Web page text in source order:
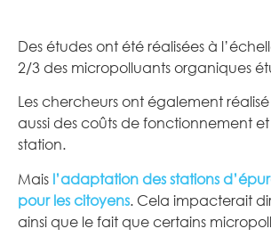
Des études ont été réalisées à
2/3 des micropolluants organiques
Les chercheurs ont également
aussi des coûts de fonctionnement et
station.
Mais l’adaptation des stations
pour les citoyens. Cela impacterait
ainsi que le fait que certains